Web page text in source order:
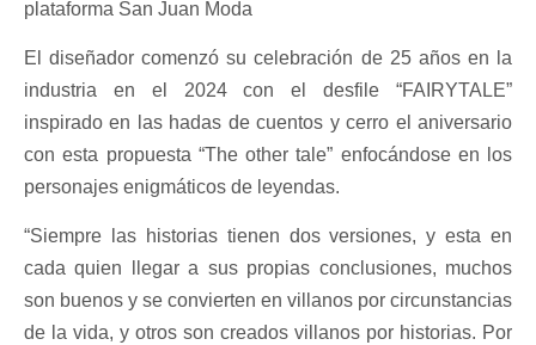
plataforma San Juan Moda
El diseñador comenzó su celebración de 25 años en la
industria en el 2024 con el desfile “FAIRYTALE”
inspirado en las hadas de cuentos y cerro el aniversario
con esta propuesta “The other tale” enfocándose en los
personajes enigmáticos de leyendas.
“Siempre las historias tienen dos versiones, y esta en
cada quien llegar a sus propias conclusiones, muchos
son buenos y se convierten en villanos por circunstancias
de la vida, y otros son creados villanos por historias. Por